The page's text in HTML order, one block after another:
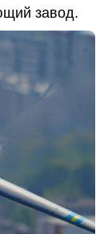
завод.